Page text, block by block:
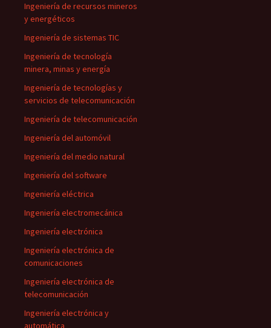
Ingeniería de recursos mineros
y energéticos
Ingeniería de sistemas TIC
Ingeniería de tecnología
minera, minas y energía
Ingeniería de tecnologías y
servicios de telecomunicación
Ingeniería de telecomunicación
Ingeniería del automóvil
Ingeniería del medio natural
Ingeniería del software
Ingeniería eléctrica
Ingeniería electromecánica
Ingeniería electrónica
Ingeniería electrónica de
comunicaciones
Ingeniería electrónica de
telecomunicación
Ingeniería electrónica y
automática